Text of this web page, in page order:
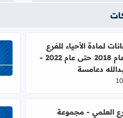
للفرع العلمي من عام 2018 حتى عام 2022 - من إعداد: عبدالله دعامسة
لمادة الأحياء للفرع
العلمي من عام 2018 حتى عام 2022 -
دعامسة
العلمي - مجموعة